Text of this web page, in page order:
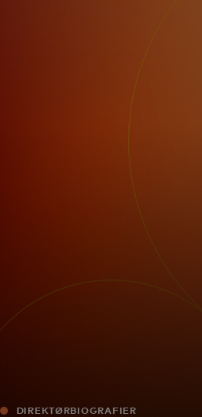
Til virksomheder
DIREKTØRBIOGRAFIER